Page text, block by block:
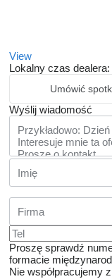
View
Lokalny czas
Umówić
Wyślij wiadomość
Proszę sprawdź
formacie
Nie współpracujemy